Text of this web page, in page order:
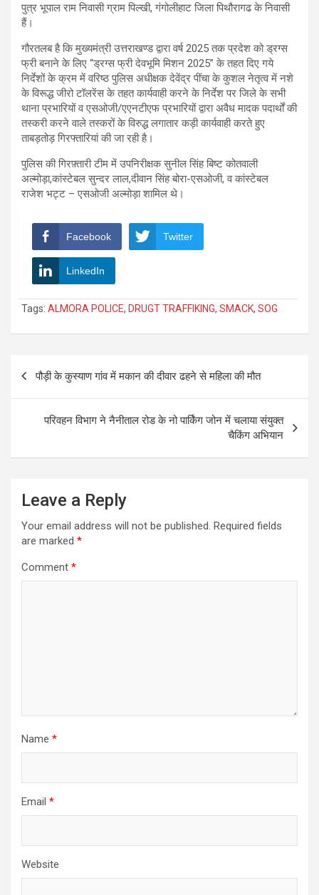
पुत्र भूपाल राम निवासी ग्राम पिल्खी, गंगोलीहाट जिला पिथौरागढ के निवासी
हैं।
गौरतलब है कि मुख्यमंत्री उत्तराखण्ड द्वारा वर्ष 2025 तक प्रदेश को ड्रग्स
फ्री बनाने के लिए “ड्रग्स फ्री देवभूमि मिशन 2025” के तहत दिए गये
निर्देशों के क्रम में वरिष्ठ पुलिस अधीक्षक देवेंद्र पींचा के कुशल नेतृत्व में नशे
के विरूद्ध जीरो टॉलरेंस के तहत कार्यवाही करने के निर्देश पर जिले के सभी
थाना प्रभारियों व एसओजी/एएनटीएफ प्रभारियों द्वारा अवैध मादक पदार्थों की
तस्करी करने वाले तस्करों के विरुद्ध लगातार कड़ी कार्यवाही करते हुए
ताबड़तोड़ गिरफ्तारियां की जा रही है।
पुलिस की गिरफ़्तारी टीम में उपनिरीक्षक सुनील सिंह बिष्ट कोतवाली
अल्मोड़ा,कांस्टेबल सुन्दर लाल,दीवान सिंह बोरा-एसओजी, व कांस्टेबल
राजेश भट्ट – एसओजी अल्मोड़ा शामिल थे।
Facebook Twitter
LinkedIn
Tags: ALMORA POLICE, DRUGT TRAFFIKING, SMACK, SOG
Post
navigation
पौड़ी के कुस्याण गांव में मकान की दीवार ढहने से महिला की मौत
परिवहन विभाग ने नैनीताल रोड के नो पार्किंग जोन में चलाया संयुक्त
चैकिंग अभियान
Leave a Reply
Your email address will not be published. Required fields
are marked *
Comment *
Name *
Email *
Website